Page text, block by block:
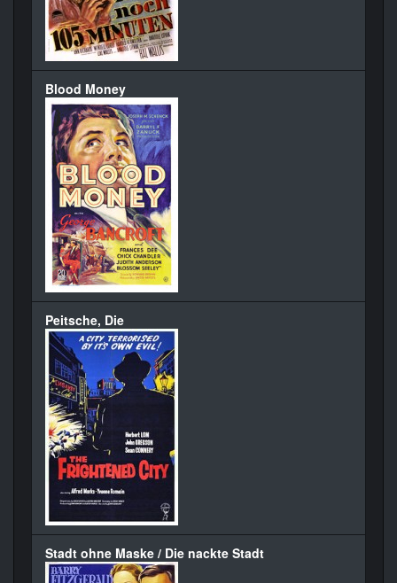
Blood Money
Peitsche, Die
Stadt ohne Maske / Die nackte Stadt